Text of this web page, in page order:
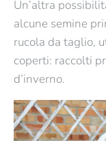
Un’altra
alcune semine
rucola da taglio,
coperti: raccolti
d’inverno.